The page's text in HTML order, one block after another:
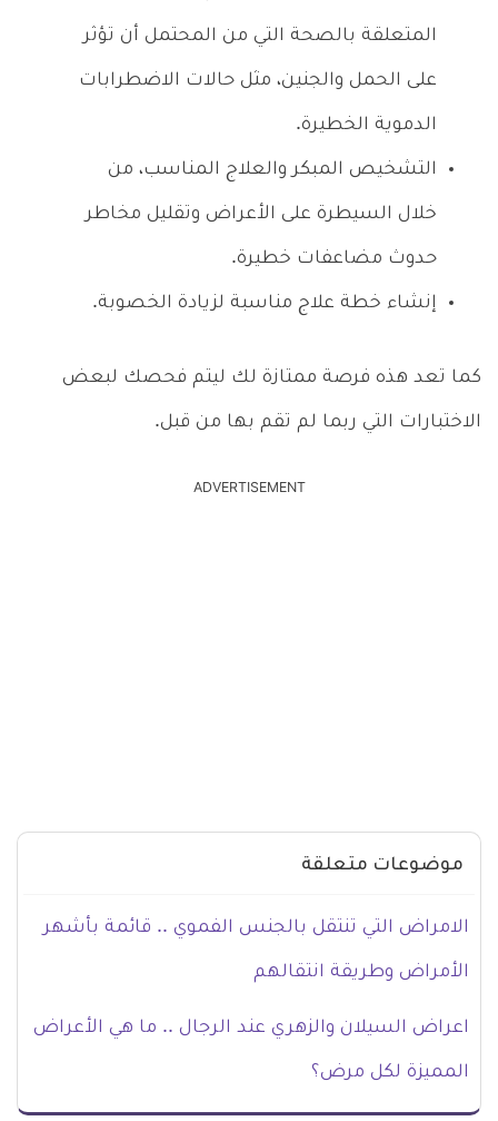
المتعلقة بالصحة التي من المحتمل أن تؤثر
على الحمل والجنين، مثل حالات الاضطرابات
الدموية الخطيرة.
التشخيص المبكر والعلاج المناسب، من
خلال السيطرة على الأعراض وتقليل مخاطر
حدوث مضاعفات خطيرة.
إنشاء خطة علاج مناسبة لزيادة الخصوبة.
كما تعد هذه فرصة ممتازة لك ليتم فحصك لبعض
الاختبارات التي ربما لم تقم بها من قبل.
ADVERTISEMENT
موضوعات متعلقة
الامراض التي تنتقل بالجنس الفموي .. قائمة بأشهر
الأمراض وطريقة انتقالهم
اعراض السيلان والزهري عند الرجال .. ما هي الأعراض
المميزة لكل مرض؟